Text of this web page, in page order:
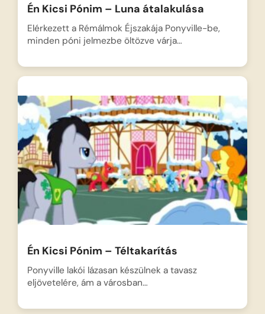
Én Kicsi Pónim – Luna átalakulása
Elérkezett a Rémálmok Éjszakája Ponyville-be,
minden póni jelmezbe öltözve várja…
Én Kicsi Pónim – Téltakarítás
Ponyville lakói lázasan készülnek a tavasz
eljövetelére, ám a városban…